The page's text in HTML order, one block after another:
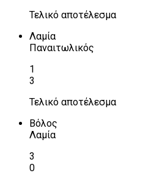
Τελικό αποτέλεσμα
Λαμία
Παναιτωλικός
1
3
Τελικό αποτέλεσμα
Βόλος
Λαμία
3
0